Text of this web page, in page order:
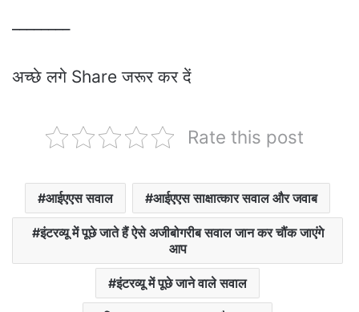
अच्छे लगे Share जरूर कर दें
Rate this post
आईएएस सवाल आईएएस साक्षात्कार सवाल और जवाब
इंटरव्यू में पूछे जाते हैं ऐसे अजीबोगरीब सवाल जान कर चौंक जाएंगे
आप
इंटरव्यू में पूछे जाने वाले सवाल